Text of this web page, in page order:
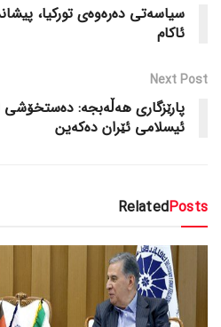
سیاسه‌تی ده‌ره‌وه‌ی تورکیا،
ئاکام
Next Post
پارێزگاری هه‌ڵه‌بجه‌: ده‌ستخۆشی
ئیسلامی ئێران ده‌که‌ین
RelatedPosts